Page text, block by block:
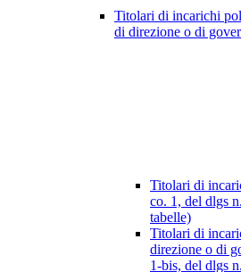
Titolari di incarichi
di direzione o di
Titolari di
co. 1, del dlgs
tabelle)
Titolari di
direzione o di
1-bis, del dlgs